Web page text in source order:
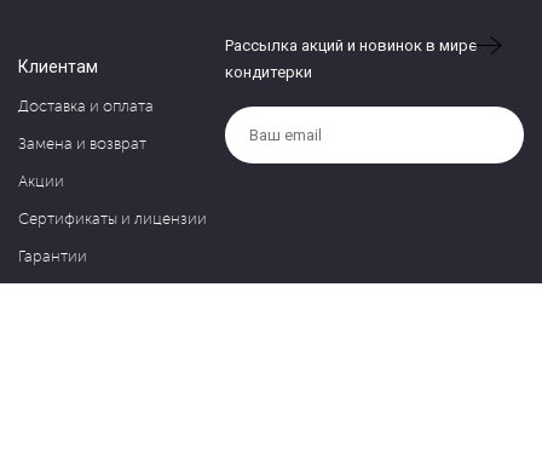
Клиентам
Доставка и оплата
Замена и возврат
Акции
Сертификаты и лицензии
Гарантии
Рассылка акций и новинок в мире
кондитерки